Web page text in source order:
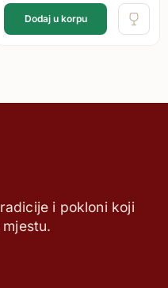
Dodaj u korpu
i pokloni koji